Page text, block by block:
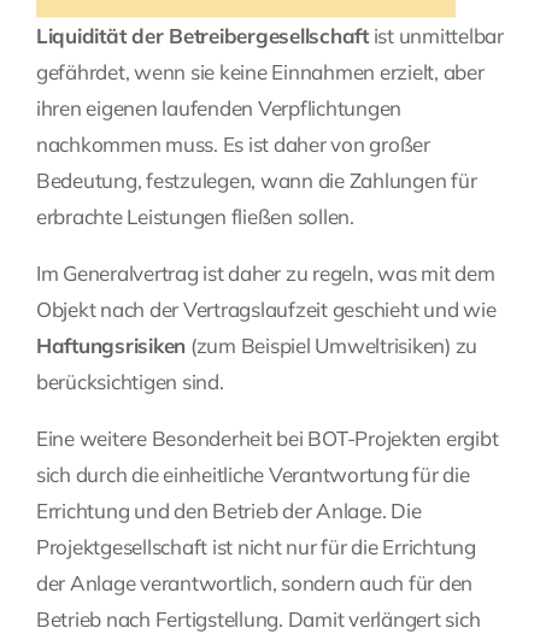
Liquidität der Betreibergesellschaftist unmittelbar
gefährdet, wenn sie keine Einnahmen erzielt, aber
ihren eigenen laufenden Verpflichtungen
nachkommen muss. Es ist daher von großer
Bedeutung, festzulegen, wann die Zahlungen für
erbrachte Leistungen fließen sollen.
Im Generalvertrag ist daher zu regeln, was mit dem
Objekt nach der Vertragslaufzeit geschieht und wie
Haftungsrisiken (zum Beispiel Umweltrisiken) zu
berücksichtigen sind.
Eine weitere Besonderheit bei BOT-Projekten ergibt
sich durch die einheitliche Verantwortung für die
Errichtung und den Betrieb der Anlage. Die
Projektgesellschaft ist nicht nur für die Errichtung
der Anlage verantwortlich, sondern auch für den
Betrieb nach Fertigstellung. Damit verlängert sich